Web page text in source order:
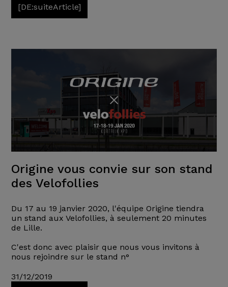
[DE:suiteArticle]
Origine vous convie sur son stand
des Velofollies
Du 17 au 19 janvier 2020, l'équipe Origine tiendra
un stand aux Velofollies, à seulement 20 minutes
de Lille.
C'est donc avec plaisir que nous vous invitons à
nous rejoindre sur le stand n°
31/12/2019